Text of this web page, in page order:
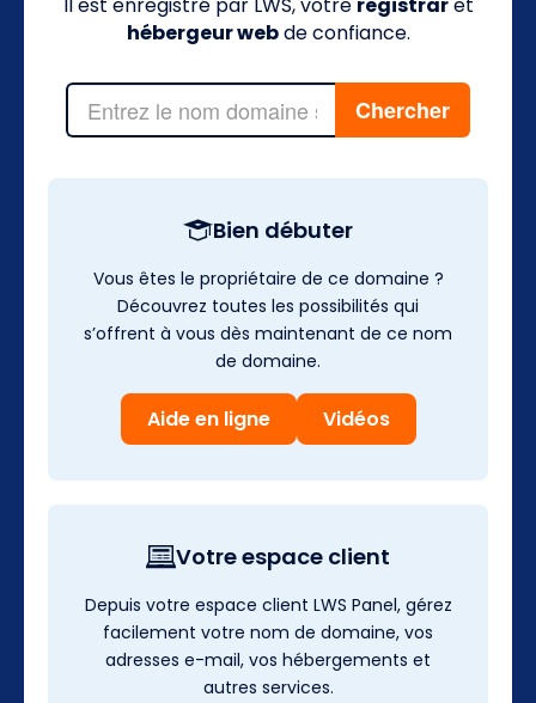
hébergeur webde confiance.
Bien débuter
Vous êtes le propriétaire de ce domaine ?
Découvrez toutes les possibilités qui
s’offrent à vous dès maintenant de ce nom
de domaine.
Aide en ligne Vidéos
Votre espace client
Depuis votre espace client LWS Panel, gérez
facilement votre nom de domaine, vos
adresses e-mail, vos hébergements et
autres services.